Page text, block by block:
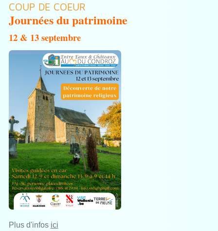
COUP DE COEUR
Journées du patrimoine
12 & 13 septembre
Plus d'infos ici